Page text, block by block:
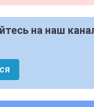
на наш